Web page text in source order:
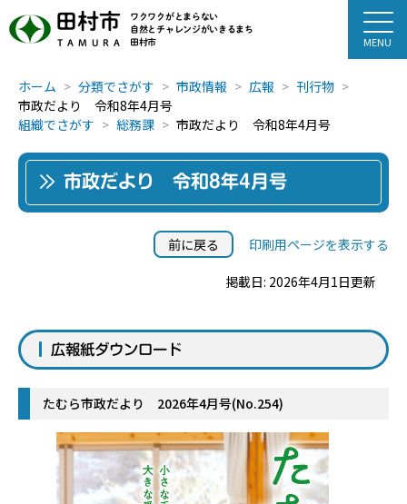
田村市
TAMURA
ワクワクがとまらない
自然とチャレンジがいきるまち
田村市
ホーム 分類でさがす 市政情報 広報
刊行物
市政だより 令和8年4月号
組織でさがす
総務課 市政だより 令和8年4月号
市政だより 令和8年4月号
前に戻る 印刷用ページを表示する
掲載日: 2026年4月1日更新
広報紙ダウンロード
たむら市政だより 2026年4月号(No.254)